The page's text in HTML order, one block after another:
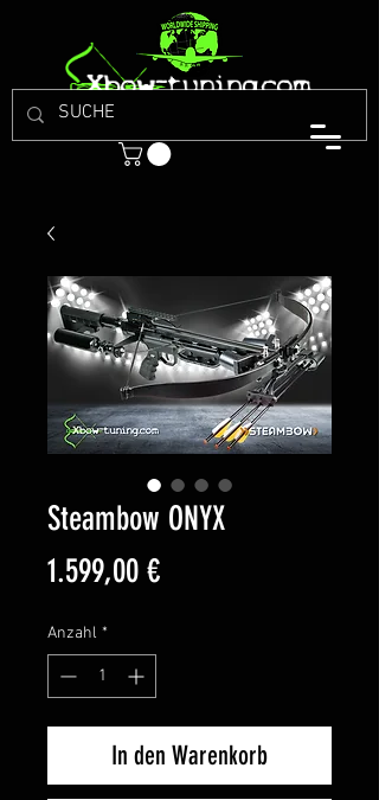
Steambow ONYX
1.599,00 €Preis
Anzahl *
In den Warenkorb